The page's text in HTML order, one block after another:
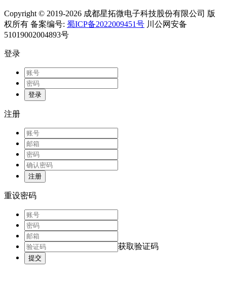
Copyright © 2019-2026 成都星拓微电子科技股份有限公司 版
权所有 备案编号: 蜀ICP备2022009451号 川公网安备
51019002004893号
登录
登录
注册
注册
重设密码
获取验证码
提交